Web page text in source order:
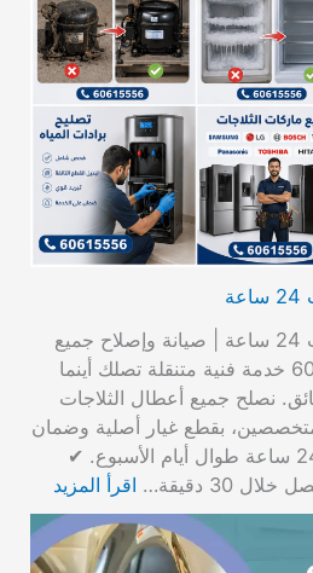
فني تصليح ثلاجات الكويت 24 ساعة | صيانة وإصلاح جميع
أنواع الثلاجات | 60615556 خدمة فنية متنقلة تصلك أينما
نصلح جميع أعطال الثلاجات
متخصصين، بقطع غيار أصلية وضمان
على الإصلاح، على مدار 24 ساعة طوال أيام الأسبوع. ✔
اقرأ المزيد